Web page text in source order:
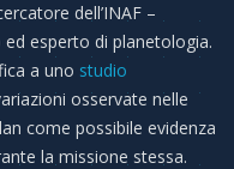
dell’INAF –
esperto di planetologia.
a uno studio
osservate nelle
come possibile evidenza
la missione stessa.